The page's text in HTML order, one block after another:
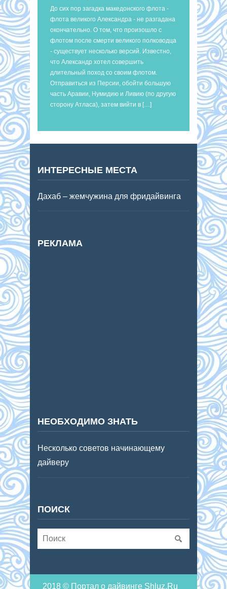
До сих пор загадка македонского флота -
флота великого Александра - не разгадана
окончательно. О том, что произошло с
флотом после смерти великого полководца
- существует несколько версий. Известно,
что Александр хотел совершить
длительный поход со своим флотом.
Отправиться из Персии, обойти большую
часть Аравии, Нумидию и Ливию (по другую
сторону Атласа), затем вийти в […]
ИНТЕРЕСНЫЕ МЕСТА
Дахаб – жемчужина для фридайвинга
РЕКЛАМА
НЕОБХОДИМО ЗНАТЬ
Несколько советов начинающему
дайверу
ПОИСК
2018 © Портал о дайвинге Shluz.Ru